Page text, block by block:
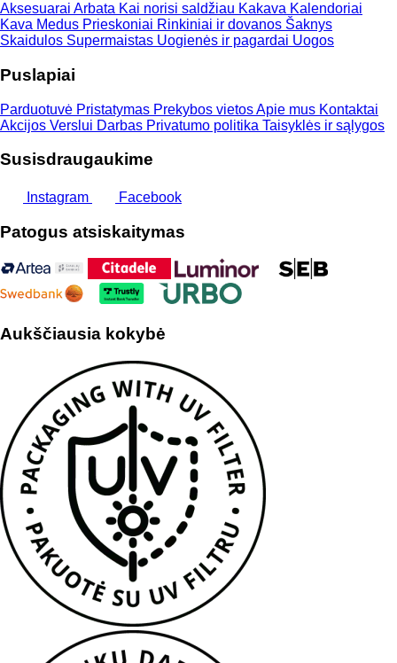
Aksesuarai Arbata Kai norisi saldžiau Kakava Kalendoriai
Kava Medus Prieskoniai Rinkiniai ir dovanos Šaknys
Skaidulos Supermaistas Uogienės ir pagardai Uogos
Puslapiai
Parduotuvė Pristatymas Prekybos vietosApie mus Kontaktai
Akcijos Verslui Darbas Privatumo politika Taisyklės ir sąlygos
Susisdraugaukime
Instagram Facebook
Patogus atsiskaitymas
Aukščiausia kokybė